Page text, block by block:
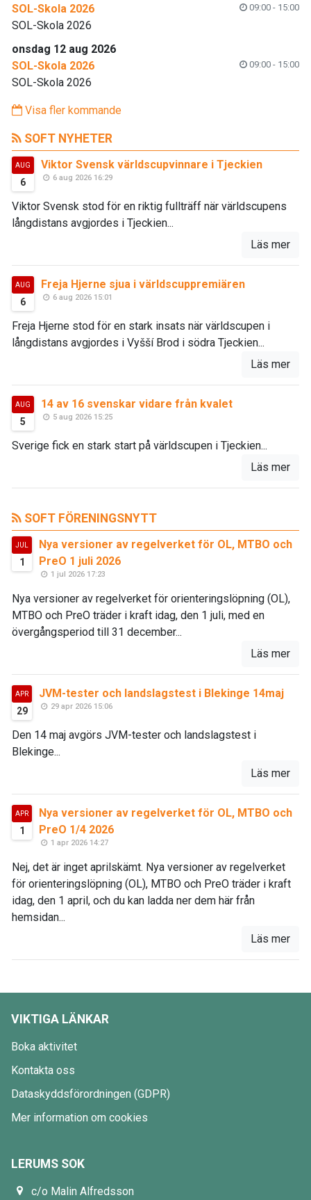
SOL-Skola 2026
09:00 - 15:00
SOL-Skola 2026
onsdag 12 aug 2026
SOL-Skola 2026
09:00 - 15:00
SOL-Skola 2026
Visa fler kommande
SOFT NYHETER
AUG
6
Viktor Svensk världscupvinnare i Tjeckien
6 aug 2026 16:29
Viktor Svensk stod för en riktig fullträff när världscupens
långdistans avgjordes i Tjeckien...
Läs mer
AUG
6
Freja Hjerne sjua i världscuppremiären
6 aug 2026 15:01
Freja Hjerne stod för en stark insats när världscupen i
långdistans avgjordes i Vyšší Brod i södra Tjeckien...
Läs mer
AUG
5
14 av 16 svenskar vidare från kvalet
5 aug 2026 15:25
Sverige fick en stark start på världscupen i Tjeckien...
Läs mer
SOFT FÖRENINGSNYTT
JUL
1
Nya versioner av regelverket för OL, MTBO och
PreO 1 juli 2026
1 jul 2026 17:23
Nya versioner av regelverket för orienteringslöpning (OL),
MTBO och PreO träder i kraft idag, den 1 juli, med en
övergångsperiod till 31 december...
Läs mer
APR
29
JVM-tester och landslagstest i Blekinge 14maj
29 apr 2026 15:06
Den 14 maj avgörs JVM-tester och landslagstest i
Blekinge...
Läs mer
APR
1
Nya versioner av regelverket för OL, MTBO och
PreO 1/4 2026
1 apr 2026 14:27
Nej, det är inget aprilskämt. Nya versioner av regelverket
för orienteringslöpning (OL), MTBO och PreO träder i kraft
idag, den 1 april, och du kan ladda ner dem här från
hemsidan...
Läs mer
VIKTIGA LÄNKAR
Boka aktivitet
Kontakta oss
Dataskyddsförordningen (GDPR)
Mer information om cookies
LERUMS SOK
c/o Malin Alfredsson